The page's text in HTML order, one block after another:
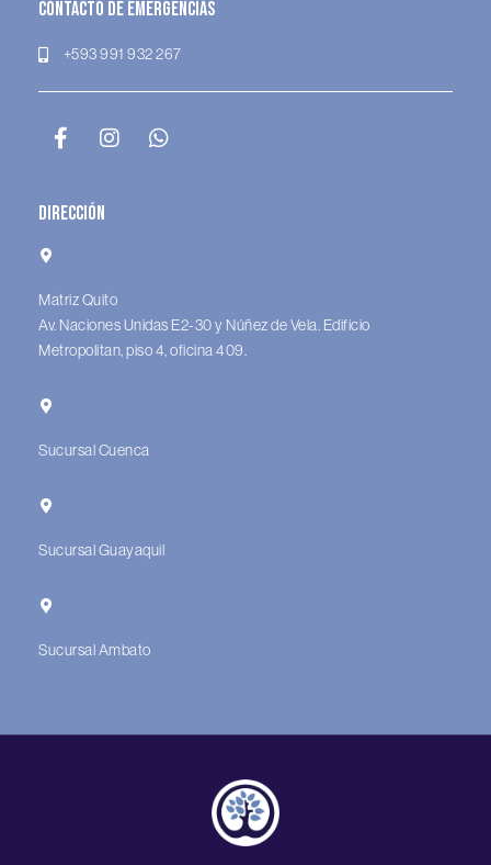
Contacto de Emergencias
+593 991 932 267
Dirección
Matriz Quito
Av. Naciones Unidas E2-30 y Núñez de Vela. Edificio
Metropolitan, piso 4, oficina 409.
Sucursal Cuenca
Sucursal Guayaquil
Sucursal Ambato